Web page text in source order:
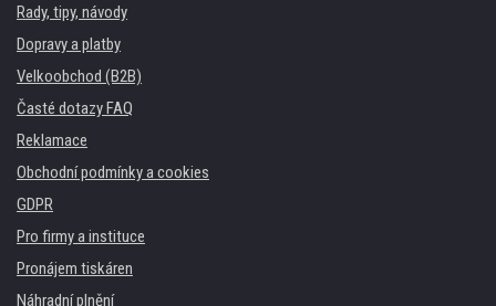
Rady, tipy, návody
Dopravy a platby
Velkoobchod (B2B)
Časté dotazy FAQ
Reklamace
Obchodní podmínky a cookies
GDPR
Pro firmy a instituce
Pronájem tiskáren
Náhradní plnění